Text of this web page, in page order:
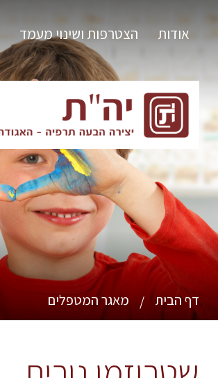
אודות הצטרפות ושינוי מעמד
דף הבית / מאגר המטפלים